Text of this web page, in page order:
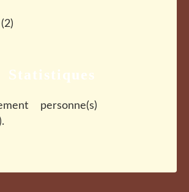
(2)
Statistiques
personne(s)